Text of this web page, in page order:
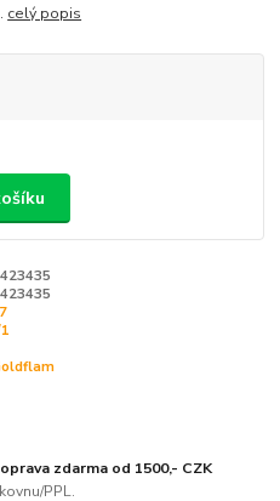
celý popis
zdarma od 1500,- CZK
PPL.